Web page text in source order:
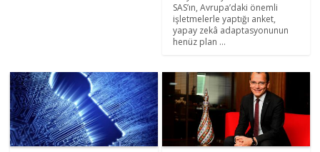
SAS’ın, Avrupa’daki önemli
işletmelerle yaptığı anket,
yapay zekâ adaptasyonunun
henüz plan ...